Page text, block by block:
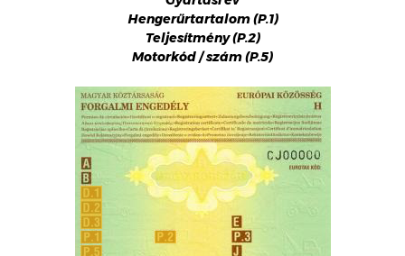
Hengerűrtartalom (P.1)
Teljesítmény (P.2)
Motorkód / szám (P.5)